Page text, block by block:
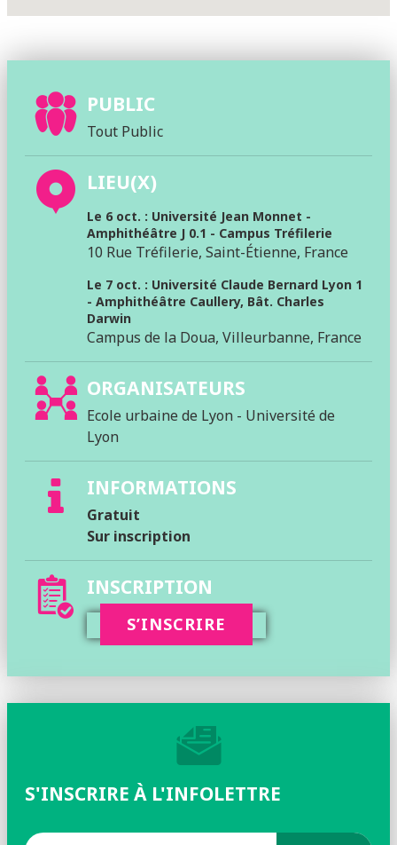
PUBLIC
Tout Public
LIEU(X)
Le 6 oct. : Université Jean Monnet -
Amphithéâtre J 0.1 - Campus Tréfilerie
10 Rue Tréfilerie, Saint-Étienne, France
Le 7 oct. : Université Claude Bernard Lyon 1
- Amphithéâtre Caullery, Bât. Charles
Darwin
Campus de la Doua, Villeurbanne, France
ORGANISATEURS
Ecole urbaine de Lyon - Université de
Lyon
INFORMATIONS
Gratuit
Sur inscription
INSCRIPTION
S’INSCRIRE
S'INSCRIRE À L'INFOLETTRE